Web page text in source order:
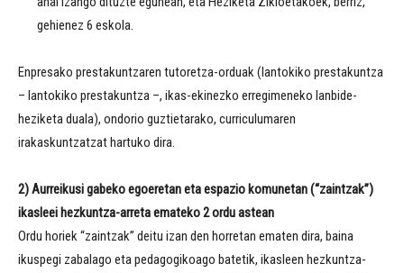
gehienez 6 eskola.
Enpresako prestakuntzaren tutoretza-orduak (lantokiko prestakuntza
– lantokiko prestakuntza –, ikas-ekinezko erregimeneko lanbide-
heziketa duala), ondorio guztietarako, curriculumaren
irakaskuntzatzat hartuko dira.
2)Aurreikusi gabeko egoeretan eta espazio komunetan (“zaintzak”)
ikasleei hezkuntza-arreta emateko 2 ordu astean
Ordu horiek “zaintzak” deitu izan den horretan ematen dira, baina
ikuspegi zabalago eta pedagogikoago batetik, ikasleen hezkuntza-